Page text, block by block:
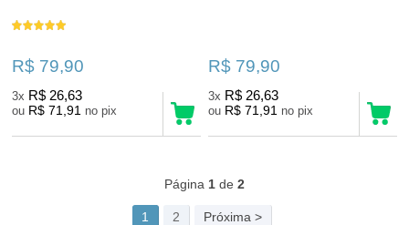
R$ 79,90
3x R$ 26,63
ou R$ 71,91 no pix
R$ 79,90
3x R$ 26,63
ou R$ 71,91 no pix
Página 1de 2
1 2 Próxima >